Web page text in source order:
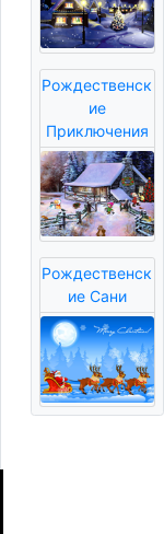
Рождественск
ие
Приключения
Рождественск
ие Сани